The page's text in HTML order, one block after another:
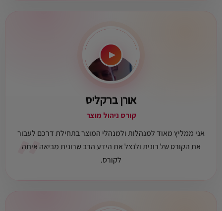
״
▶
אורן ברקליס
קורס ניהול מוצר
אני ממליץ מאוד למנהלות ולמנהלי המוצר בתחילת דרכם לעבור
את הקורס של רונית ולנצל את הידע הרב שרונית מביאה איתה
לקורס.